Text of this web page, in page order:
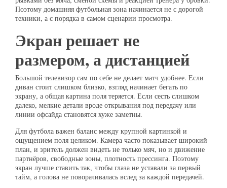
Поэтому домашняя футбольная зона начинается не с дорогой
техники, а с порядка в самом сценарии просмотра.
Экран решает не
размером, а дистанцией
Большой телевизор сам по себе не делает матч удобнее. Если
диван стоит слишком близко, взгляд начинает бегать по
экрану, а общая картина поля теряется. Если сесть слишком
далеко, мелкие детали вроде открывания под передачу или
линии офсайда становятся хуже заметны.
Для футбола важен баланс между крупной картинкой и
ощущением поля целиком. Камера часто показывает широкий
план, и зритель должен видеть не только мяч, но и движение
партнёров, свободные зоны, плотность прессинга. Поэтому
экран лучше ставить так, чтобы глаза не уставали за первый
тайм, а голова не поворачивалась вслед за каждой передачей.